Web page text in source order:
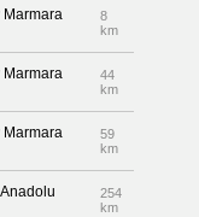
Marmara
8
km
Marmara
44
km
Marmara
59
km
254
km